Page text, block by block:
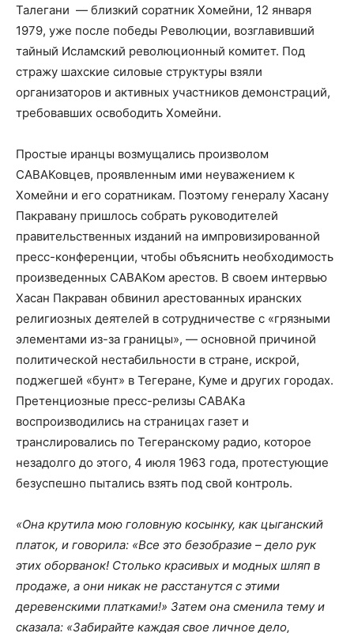
Талегани — близкий соратник Хомейни, 12 января
1979, уже после победы Революции, возглавивший
тайный Исламский революционный комитет. Под
стражу шахские силовые структуры взяли
организаторов и активных участников демонстраций,
требовавших освободить Хомейни.
Простые иранцы возмущались произволом
САВАКовцев, проявленным ими неуважением к
Хомейни и его соратникам. Поэтому генералу Хасану
Пакравану пришлось собрать руководителей
правительственных изданий на импровизированной
пресс-конференции, чтобы объяснить необходимость
произведенных САВАКом арестов. В своем интервью
Хасан Пакраван обвинил арестованных иранских
религиозных деятелей в сотрудничестве с «грязными
элементами из-за границы», — основной причиной
политической нестабильности в стране, искрой,
поджегшей «бунт» в Тегеране, Куме и других городах.
Претенциозные пресс-релизы САВАКа
воспроизводились на страницах газет и
транслировались по Тегеранскому радио, которое
незадолго до этого, 4 июля 1963 года, протестующие
безуспешно пытались взять под свой контроль.
«Она крутила мою головную косынку, как цыганский
платок, и говорила: «Все это безобразие – дело рук
этих оборванок! Столько красивых и модных шляп в
продаже, а они никак не расстанутся с этими
деревенскими платками!» Затем она сменила тему и
сказала: «Забирайте каждая свое личное дело,